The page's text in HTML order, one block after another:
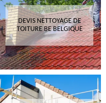
DEVIS NETTOYAGE DE
TOITURE BE BELGIQUE